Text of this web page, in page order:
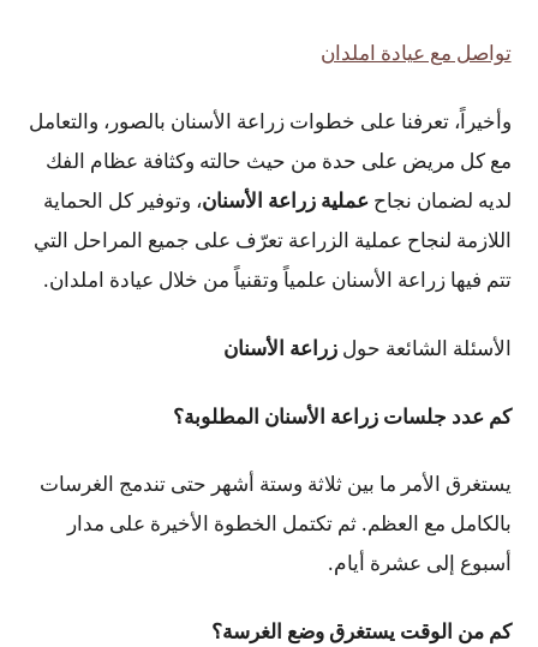
تواصل مع عيادة املدان
وأخيراً، تعرفنا على خطوات زراعة الأسنان بالصور، والتعامل
مع كل مريض على حدة من حيث حالته وكثافة عظام الفك
لديه لضمان نجاحعملية زراعة الأسنان، وتوفير كل الحماية
اللازمة لنجاح عملية الزراعة تعرّف على جميع المراحل التي
تتم فيها زراعة الأسنان علمياً وتقنياً من خلال عيادة املدان.
الأسئلة الشائعة حول زراعة الأسنان
كم عدد جلسات زراعة الأسنان المطلوبة؟
يستغرق الأمر ما بين ثلاثة وستة أشهر حتى تندمج الغرسات
بالكامل مع العظم. ثم تكتمل الخطوة الأخيرة على مدار
أسبوع إلى عشرة أيام.
كم من الوقت يستغرق وضع الغرسة؟